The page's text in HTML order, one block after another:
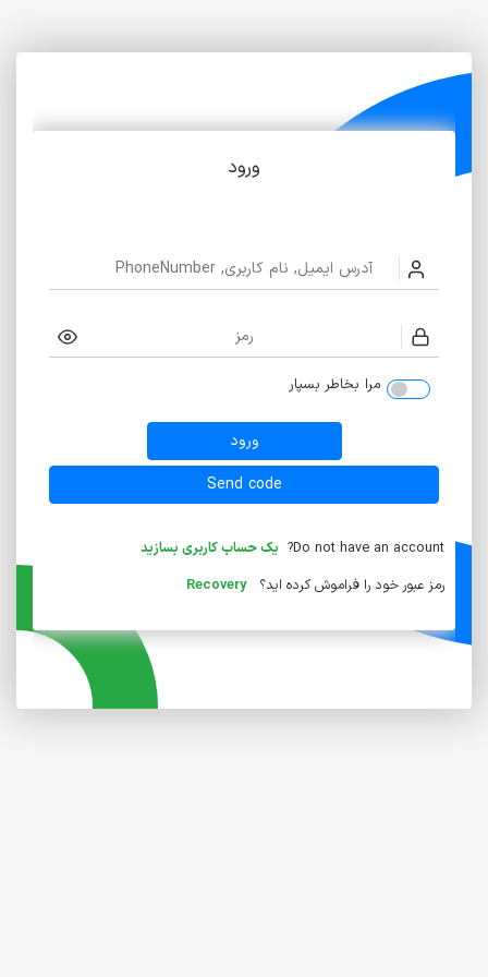
ورود
مرا بخاطر بسپار
ورود
Send code
Do not have an account?
یک حساب کاربری بسازید
رمز عبور خود را فراموش کرده اید؟
Recovery